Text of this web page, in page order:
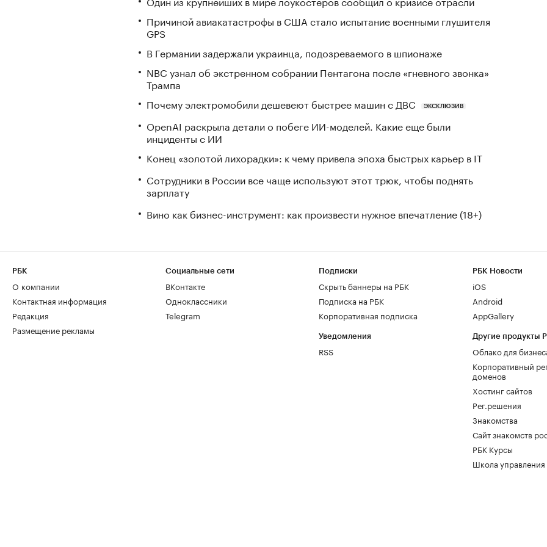
Причиной авиакатастрофы в США стало испытание военными глушителя
GPS
В Германии задержали украинца, подозреваемого в шпионаже
NBC узнал об экстренном собрании Пентагона после «гневного звонка»
Трампа
Почему электромобили дешевеют быстрее машин с ДВС
ЭКСКЛЮЗИВ
OpenAI раскрыла детали о побеге ИИ-моделей. Какие еще были
инциденты с ИИ
Конец «золотой лихорадки»: к чему привела эпоха быстрых карьер в IT
Сотрудники в России все чаще используют этот трюк, чтобы поднять
зарплату
Вино как бизнес-инструмент: как произвести нужное впечатление (18+)
РБК
О компании
Контактная информация
Редакция
Размещение рекламы
Социальные сети
ВКонтакте
Одноклассники
Telegram
Подписки
Скрыть баннеры на РБК
Подписка на РБК
Корпоративная подписка
Уведомления
RSS
РБК Новости
iOS
Android
AppGallery
Другие продукты
Облако для
Корпоративный
доменов
Хостинг сайтов
Рег.решения
Знакомства
Сайт знакомств
РБК Курсы
Школа